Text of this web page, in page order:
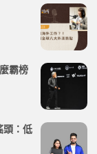
霸榜
頭：低